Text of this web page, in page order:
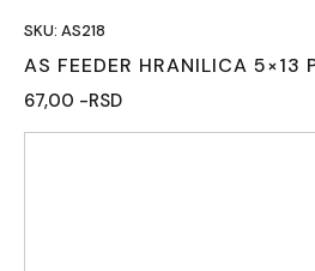
SKU: AS218
AS FEEDER HRANILICA 5×13
67,00 -RSD